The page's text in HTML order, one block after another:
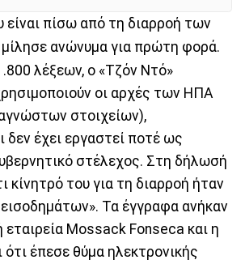
πίσω από τη διαρροή των
ανώνυμα για πρώτη φορά.
λέξεων, ο «Τζόν Ντό»
οι αρχές των ΗΠΑ
στοιχείων),
δεν έχει εργαστεί ποτέ ως
στέλεχος. Στη δήλωσή
κίνητρό του για τη διαρροή ήταν
Τα έγγραφα ανήκαν
εταιρεία Mossack Fonseca και η
ότι έπεσε θύμα ηλεκτρονικής